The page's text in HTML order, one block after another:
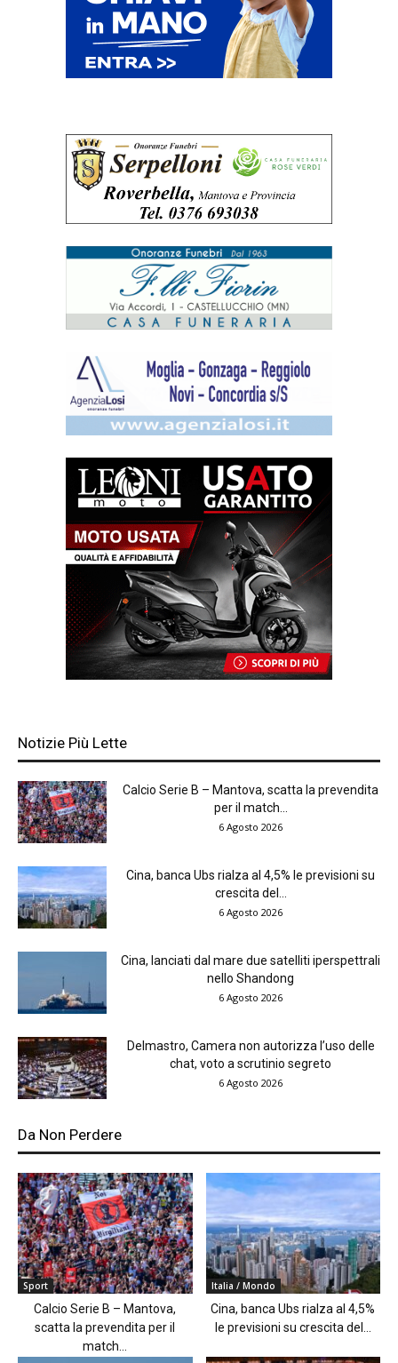
Notizie Più Lette
Calcio Serie B – Mantova, scatta la prevendita
per il match...
6 Agosto 2026
Cina, banca Ubs rialza al 4,5% le previsioni su
crescita del...
6 Agosto 2026
Cina, lanciati dal mare due satelliti iperspettrali
nello Shandong
6 Agosto 2026
Delmastro, Camera non autorizza l’uso delle
chat, voto a scrutinio segreto
6 Agosto 2026
Da Non Perdere
Sport
Calcio Serie B – Mantova,
scatta la prevendita per il
match...
Italia / Mondo
Cina, banca Ubs rialza al 4,5%
le previsioni su crescita del...